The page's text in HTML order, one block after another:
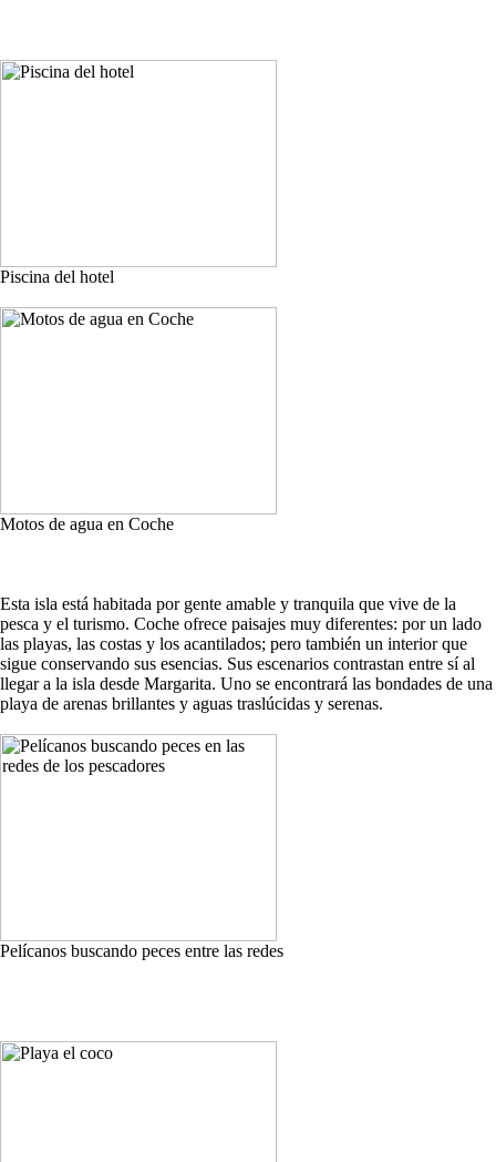
Piscina del hotel
Motos de agua en Coche
Esta isla está habitada por gente amable y tranquila que vive de la
pesca y el turismo. Coche ofrece paisajes muy diferentes: por un lado
las playas, las costas y los acantilados; pero también un interior que
sigue conservando sus esencias. Sus escenarios contrastan entre sí al
llegar a la isla desde Margarita. Uno se encontrará las bondades de una
playa de arenas brillantes y aguas traslúcidas y serenas.
Pelícanos buscando peces entre las redes